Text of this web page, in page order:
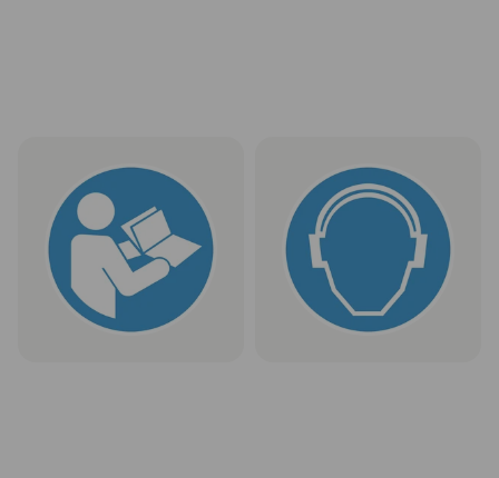
instrukciją“
1 vnt. be PVM nuo
€ 0,90
Rinktis
apsaugos priemones“
1 vnt. be PVM nuo
€ 0,90
Rinktis